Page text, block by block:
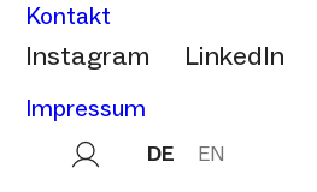
Kontakt
Instagram LinkedIn
Impressum
DE EN